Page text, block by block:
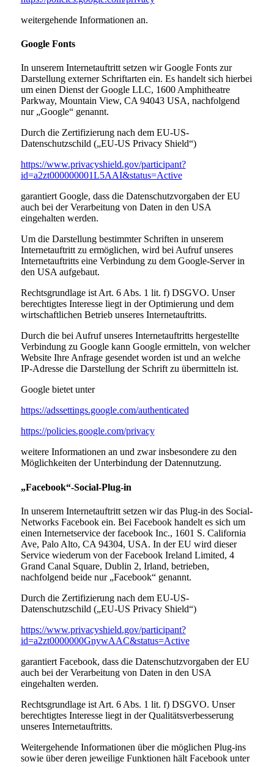
weitergehende Informationen an.
Google Fonts
In unserem Internetauftritt setzen wir Google Fonts zur
Darstellung externer Schriftarten ein. Es handelt sich hierbei
um einen Dienst der Google LLC, 1600 Amphitheatre
Parkway, Mountain View, CA 94043 USA, nachfolgend
nur „Google“ genannt.
Durch die Zertifizierung nach dem EU-US-
Datenschutzschild („EU-US Privacy Shield“)
https://www.privacyshield.gov/participant?
id=a2zt000000001L5AAI&status=Active
garantiert Google, dass die Datenschutzvorgaben der EU
auch bei der Verarbeitung von Daten in den USA
eingehalten werden.
Um die Darstellung bestimmter Schriften in unserem
Internetauftritt zu ermöglichen, wird bei Aufruf unseres
Internetauftritts eine Verbindung zu dem Google-Server in
den USA aufgebaut.
Rechtsgrundlage ist Art. 6 Abs. 1 lit. f) DSGVO. Unser
berechtigtes Interesse liegt in der Optimierung und dem
wirtschaftlichen Betrieb unseres Internetauftritts.
Durch die bei Aufruf unseres Internetauftritts hergestellte
Verbindung zu Google kann Google ermitteln, von welcher
Website Ihre Anfrage gesendet worden ist und an welche
IP-Adresse die Darstellung der Schrift zu übermitteln ist.
Google bietet unter
https://adssettings.google.com/authenticated
https://policies.google.com/privacy
weitere Informationen an und zwar insbesondere zu den
Möglichkeiten der Unterbindung der Datennutzung.
„Facebook“-Social-Plug-in
In unserem Internetauftritt setzen wir das Plug-in des Social-
Networks Facebook ein. Bei Facebook handelt es sich um
einen Internetservice der facebook Inc., 1601 S. California
Ave, Palo Alto, CA 94304, USA. In der EU wird dieser
Service wiederum von der Facebook Ireland Limited, 4
Grand Canal Square, Dublin 2, Irland, betrieben,
nachfolgend beide nur „Facebook“ genannt.
Durch die Zertifizierung nach dem EU-US-
Datenschutzschild („EU-US Privacy Shield“)
https://www.privacyshield.gov/participant?
id=a2zt0000000GnywAAC&status=Active
garantiert Facebook, dass die Datenschutzvorgaben der EU
auch bei der Verarbeitung von Daten in den USA
eingehalten werden.
Rechtsgrundlage ist Art. 6 Abs. 1 lit. f) DSGVO. Unser
berechtigtes Interesse liegt in der Qualitätsverbesserung
unseres Internetauftritts.
Weitergehende Informationen über die möglichen Plug-ins
sowie über deren jeweilige Funktionen hält Facebook unter